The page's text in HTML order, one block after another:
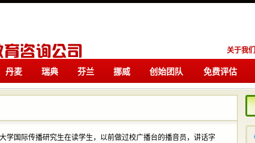
关于我们
丹麦
留学
瑞典
留学
芬兰 挪威 创始团队 免费评估
学国际传播研究生在读学生，以前做过校广播台的播音员，讲话字